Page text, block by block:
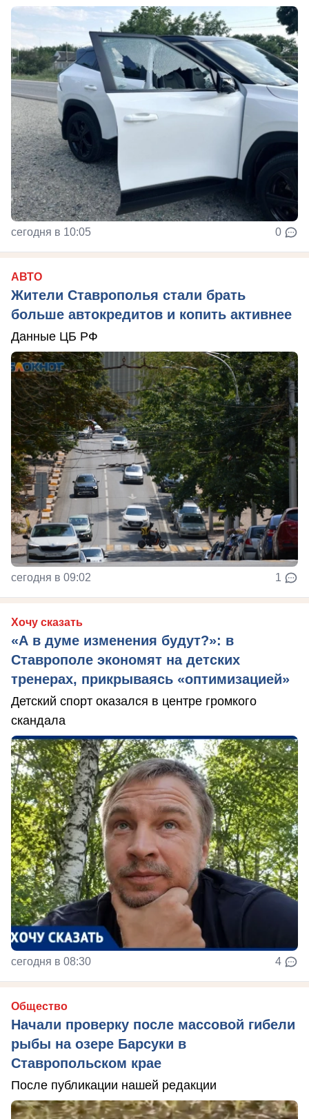
сегодня в 10:05 0
АВТО
Жители Ставрополья стали брать
больше автокредитов и копить активнее
Данные ЦБ РФ
сегодня в 09:02 1
Хочу сказать
«А в думе изменения будут?»: в
Ставрополе экономят на детских
тренерах, прикрываясь «оптимизацией»
Детский спорт оказался в центре громкого
скандала
сегодня в 08:30 4
Общество
Начали проверку после массовой гибели
рыбы на озере Барсуки в
Ставропольском крае
После публикации нашей редакции